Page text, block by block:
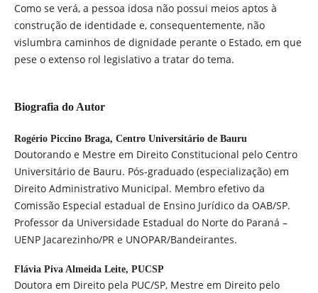
Como se verá, a pessoa idosa não possui meios aptos à
construção de identidade e, consequentemente, não
vislumbra caminhos de dignidade perante o Estado, em que
pese o extenso rol legislativo a tratar do tema.
Biografia do Autor
Rogério Piccino Braga, Centro Universitário de Bauru
Doutorando e Mestre em Direito Constitucional pelo Centro
Universitário de Bauru. Pós-graduado (especialização) em
Direito Administrativo Municipal. Membro efetivo da
Comissão Especial estadual de Ensino Jurídico da OAB/SP.
Professor da Universidade Estadual do Norte do Paraná –
UENP Jacarezinho/PR e UNOPAR/Bandeirantes.
Flávia Piva Almeida Leite, PUCSP
Doutora em Direito pela PUC/SP, Mestre em Direito pelo